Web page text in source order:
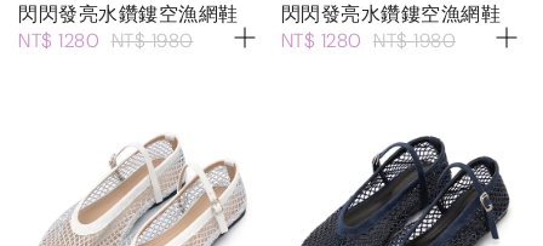
閃閃發亮水鑽鏤空漁網鞋
NT$ 1280 NT$ 1980
閃閃發亮水鑽鏤空漁網鞋
NT$ 1280 NT$ 1980